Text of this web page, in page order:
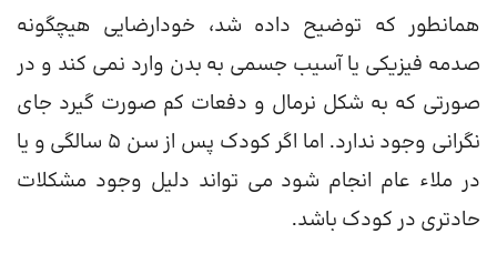
همانطور که توضیح داده شد، خودارضایی هیچگونه
صدمه فیزیکی یا آسیب جسمی به بدن وارد نمی کند و در
صورتی که به شکل نرمال و دفعات کم صورت گیرد جای
نگرانی وجود ندارد. اما اگر کودک پس از سن 5 سالگی و یا
در ملاء عام انجام شود می تواند دلیل وجود مشکلات
حادتری در کودک باشد.